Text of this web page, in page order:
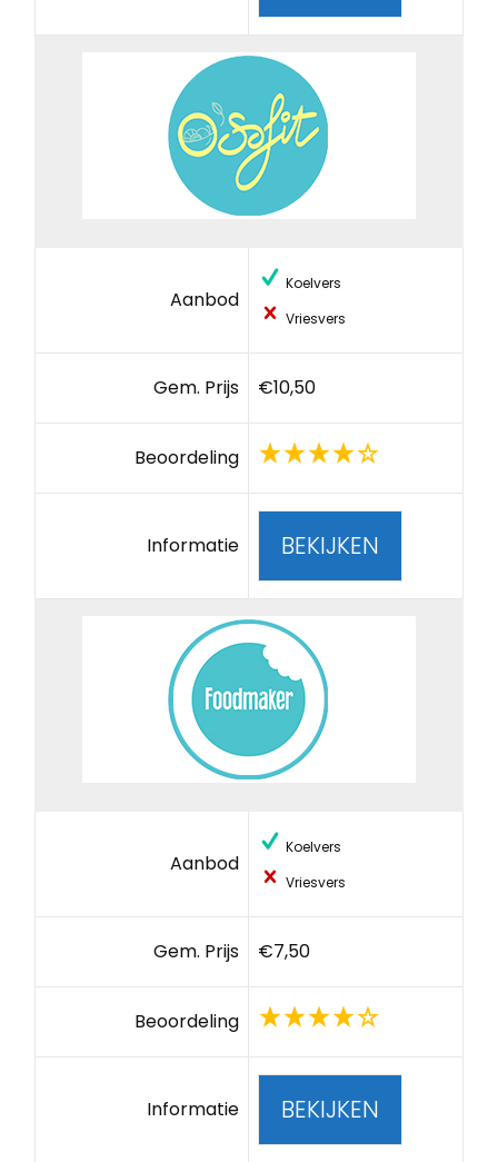
Aanbod
Koelvers
Vriesvers
Gem. Prijs €10,50
Beoordeling
Informatie BEKIJKEN
Aanbod
Koelvers
Vriesvers
Gem. Prijs €7,50
Beoordeling
Informatie BEKIJKEN